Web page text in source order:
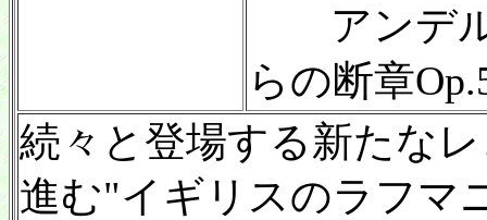
アンデル
らの断章
続々と登場する新たな
進む"イギリスのラフマ